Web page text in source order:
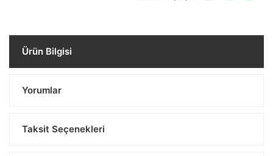
Ürün Bilgisi
Yorumlar
Taksit Seçenekleri